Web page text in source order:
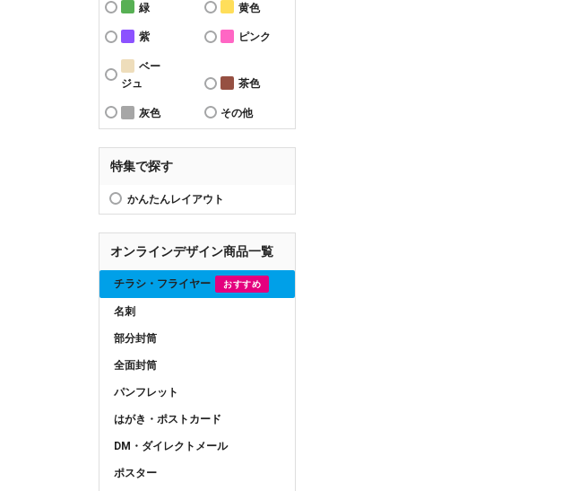
緑 黄色
紫 ピンク
ベー
ジュ
茶色
灰色 その他
特集で探す
かんたんレイアウト
オンラインデザイン商品一覧
チラシ・フライヤー おすすめ
名刺
部分封筒
全面封筒
パンフレット
はがき・ポストカード
DM・ダイレクトメール
ポスター